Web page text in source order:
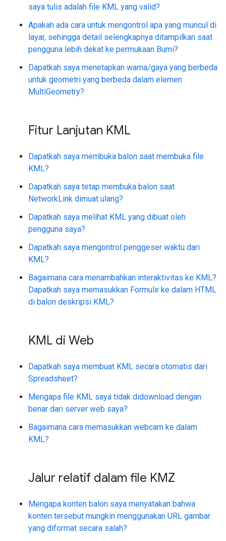
saya tulis adalah file KML yang valid?
Apakah ada cara untuk mengontrol apa yang muncul di
layar, sehingga detail selengkapnya ditampilkan saat
pengguna lebih dekat ke permukaan Bumi?
Dapatkah saya menetapkan warna/gaya yang berbeda
untuk geometri yang berbeda dalam elemen
MultiGeometry?
Fitur Lanjutan KML
Dapatkah saya membuka balon saat membuka file
KML?
Dapatkah saya tetap membuka balon saat
NetworkLink dimuat ulang?
Dapatkah saya melihat KML yang dibuat oleh
pengguna saya?
Dapatkah saya mengontrol penggeser waktu dari
KML?
Bagaimana cara menambahkan interaktivitas ke KML?
Dapatkah saya memasukkan Formulir ke dalam HTML
di balon deskripsi KML?
KML di Web
Dapatkah saya membuat KML secara otomatis dari
Spreadsheet?
Mengapa file KML saya tidak didownload dengan
benar dari server web saya?
Bagaimana cara memasukkan webcam ke dalam
KML?
Jalur relatif dalam file KMZ
Mengapa konten balon saya menyatakan bahwa
konten tersebut mungkin menggunakan URL gambar
yang diformat secara salah?